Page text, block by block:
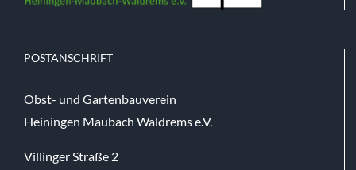
POSTANSCHRIFT
Obst- und Gartenbauverein
Heiningen Maubach Waldrems e.V.
Villinger Straße 2